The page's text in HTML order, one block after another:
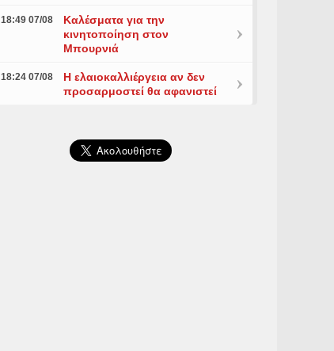
18:49 07/08
Καλέσματα για την
κινητοποίηση στον
Μπουρνιά
18:24 07/08
Η ελαιοκαλλιέργεια αν δεν
προσαρμοστεί θα αφανιστεί